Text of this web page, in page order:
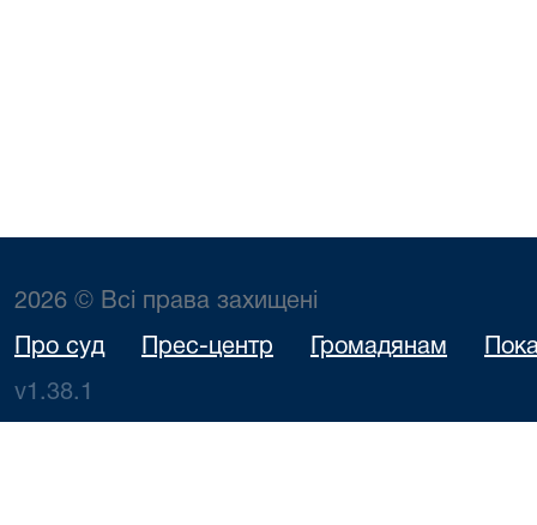
2026 © Всі права захищені
Про суд Прес-центр Громадянам
v1.38.1